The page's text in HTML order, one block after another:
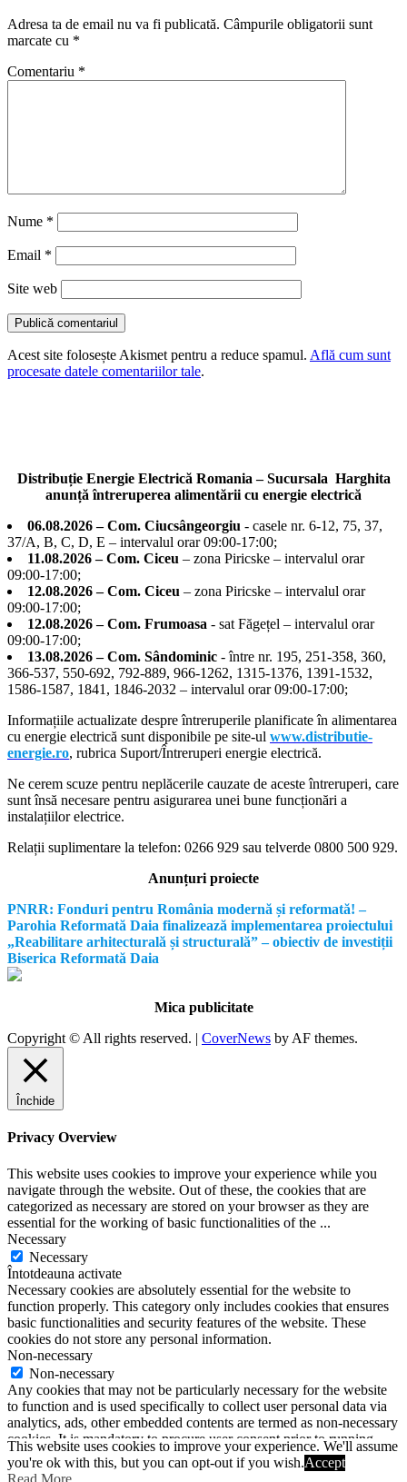
Adresa ta de email nu va fi publicată. Câmpurile obligatorii sunt
marcate cu *
Comentariu *
Nume *
Email *
Site web
Acest site folosește Akismet pentru a reduce spamul. Află cum sunt
procesate datele comentariilor tale.
Distribuție Energie Electrică Romania – Sucursala Harghita
anunță întreruperea alimentării cu energie electrică
06.08.2026 – Com. Ciucsângeorgiu - casele nr. 6-12, 75, 37,
37/A, B, C, D, E – intervalul orar 09:00-17:00;
11.08.2026 – Com. Ciceu – zona Piricske – intervalul orar
09:00-17:00;
12.08.2026 – Com. Ciceu – zona Piricske – intervalul orar
09:00-17:00;
12.08.2026 – Com. Frumoasa - sat Făgețel – intervalul orar
09:00-17:00;
13.08.2026 – Com. Sândominic - între nr. 195, 251-358, 360,
366-537, 550-692, 792-889, 966-1262, 1315-1376, 1391-1532,
1586-1587, 1841, 1846-2032 – intervalul orar 09:00-17:00;
Informațiile actualizate despre întreruperile planificate în alimentarea
cu energie electrică sunt disponibile pe site-ul www.distributie-
energie.ro, rubrica Suport/Întreruperi energie electrică.
Ne cerem scuze pentru neplăcerile cauzate de aceste întreruperi, care
sunt însă necesare pentru asigurarea unei bune funcționări a
instalațiilor electrice.
Relații suplimentare la telefon: 0266 929 sau telverde 0800 500 929.
Anunțuri proiecte
PNRR: Fonduri pentru România modernă și reformată! –
Parohia Reformată Daia finalizează implementarea proiectului
„Reabilitare arhitecturală și structurală” – obiectiv de investiții
Biserica Reformată Daia
Mica publicitate
Copyright © All rights reserved. | CoverNews by AF themes.
This website uses cookies to improve your experience. We'll assume
you're ok with this, but you can opt-out if you wish.Accept
Read More
Închide
Privacy Overview
This website uses cookies to improve your experience while you
navigate through the website. Out of these, the cookies that are
categorized as necessary are stored on your browser as they are
essential for the working of basic functionalities of the ...
Necessary
Necessary
Întotdeauna activate
Necessary cookies are absolutely essential for the website to
function properly. This category only includes cookies that ensures
basic functionalities and security features of the website. These
cookies do not store any personal information.
Non-necessary
Non-necessary
Any cookies that may not be particularly necessary for the website
to function and is used specifically to collect user personal data via
analytics, ads, other embedded contents are termed as non-necessary
cookies. It is mandatory to procure user consent prior to running
these cookies on your website.
SALVEAZĂ ȘI ACCEPTĂ